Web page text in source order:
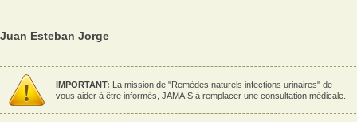
Juan Esteban Jorge
IMPORTANT: La mission de "Remèdes naturels infections urinaires" de
vous aider à être informés, JAMAIS à remplacer une consultation médicale.